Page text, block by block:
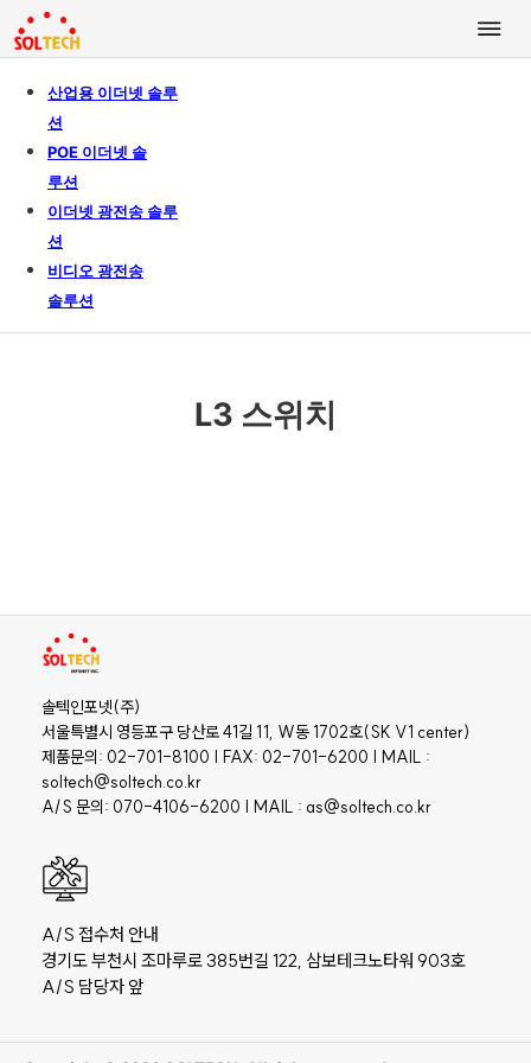
산업용 이더넷 솔루
션
POE 이더넷 솔
루션
이더넷 광전송 솔루
션
비디오 광전송
솔루션
L3 스위치
솔텍인포넷(주)
서울특별시 영등포구 당산로 41길 11, W동 1702호(SK V1 center)
제품문의: 02-701-8100 | FAX: 02-701-6200 | MAIL :
soltech@soltech.co.kr
A/S 문의: 070-4106-6200 | MAIL : as@soltech.co.kr
A/S 접수처 안내
경기도 부천시 조마루로 385번길 122, 삼보테크노타워 903호
A/S 담당자 앞